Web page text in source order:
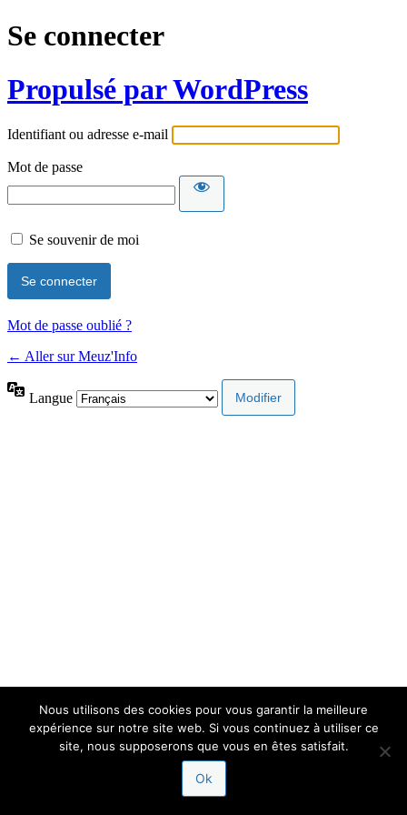
Se connecter
Propulsé par WordPress
Identifiant ou adresse e-mail
Mot de passe
Se souvenir de moi
Mot de passe oublié ?
← Aller sur Meuz'Info
Langue
Nous utilisons des cookies pour vous garantir la meilleure
expérience sur notre site web. Si vous continuez à utiliser ce
site, nous supposerons que vous en êtes satisfait.
Ok